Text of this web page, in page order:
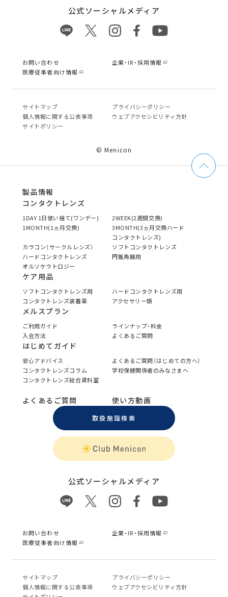
公式ソーシャルメディア
お問い合わせ
企業・IR・採用情報
医療従事者向け情報
サイトマップ
プライバシーポリシー
個⼈情報に関する公表事項
ウェブアクセシビリティ方針
サイトポリシー
© Menicon
製品情報
コンタクトレンズ
1DAY 1日使い捨て(ワンデー)
2WEEK(2週間交換)
1MONTH(1ヵ月交換)
3MONTH(3ヵ月交換ハード
コンタクトレンズ)
カラコン（サークルレンズ）
ソフトコンタクトレンズ
ハードコンタクトレンズ
円錐角膜用
オルソケラトロジー
ケア用品
ソフトコンタクトレンズ用
ハードコンタクトレンズ用
コンタクトレンズ装着薬
アクセサリー類
メルスプラン
ご利用ガイド
ラインナップ・料金
入会方法
よくあるご質問
はじめてガイド
安心アドバイス
よくあるご質問（はじめての方へ）
コンタクトレンズコラム
学校保健関係者のみなさまへ
コンタクトレンズ総合資料室
よくあるご質問 使い方動画
取扱施設検索
公式ソーシャルメディア
お問い合わせ
企業・IR・採用情報
医療従事者向け情報
サイトマップ
プライバシーポリシー
個⼈情報に関する公表事項
ウェブアクセシビリティ方針